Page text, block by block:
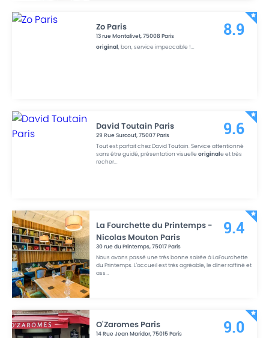
Zo Paris
13 rue Montalivet,75008 Paris
original, bon, service impeccable !...
8.9
David Toutain Paris
29 Rue Surcouf,75007Paris
Tout est parfait chez David Toutain. Service attentionné
sans être guidé, présentation visuelleoriginale et très
recher...
9.6
La Fourchette du Printemps -
Nicolas Mouton Paris
30 rue du Printemps,75017Paris
Nous avons passé une très bonne soirée à LaFourchette
du Printemps. L'accueil est très agréable, le dîner raffiné et
ass...
9.4
O'Zaromes Paris
14 Rue Jean Maridor,75015Paris
9.0